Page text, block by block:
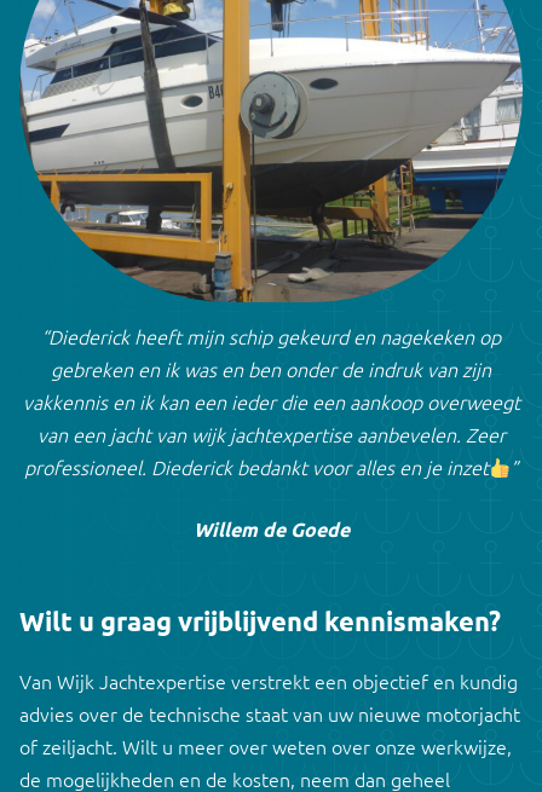
“Diederick heeft mijn schip gekeurd en nagekeken op
gebreken en ik was en ben onder de indruk van zijn
vakkennis en ik kan een ieder die een aankoop overweegt
van een jacht van wijk jachtexpertise aanbevelen. Zeer
professioneel. Diederick bedankt voor alles en je inzet
”
Willem de Goede
Wilt u graag vrijblijvend kennismaken?
Van Wijk Jachtexpertise verstrekt een objectief en kundig
advies over de technische staat van uw nieuwe motorjacht
of zeiljacht. Wilt u meer over weten over onze werkwijze,
de mogelijkheden en de kosten, neem dan geheel